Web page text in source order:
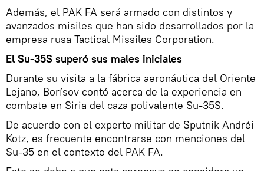
Además, el PAK FA será armado con distintos y
avanzados misiles que han sido desarrollados por la
empresa rusa Tactical Missiles Corporation.
El Su-35S superó sus males iniciales
Durante su visita a la fábrica aeronáutica del Oriente
Lejano, Borísov contó acerca de la experiencia en
combate en Siria del caza polivalente Su-35S.
De acuerdo con el experto militar de Sputnik Andréi
Kotz, es frecuente encontrarse con menciones del
Su-35 en el contexto del PAK FA.